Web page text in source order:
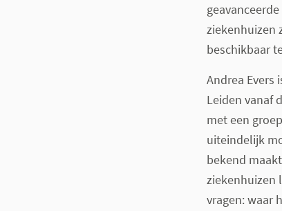
ziekenhuizen
beschikbaar
Andrea Evers
Leiden vanaf
met een
uiteindelijk
bekend
ziekenhuizen
vragen: waar